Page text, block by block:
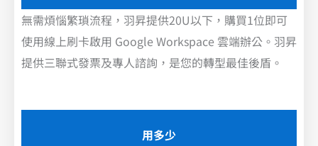
無需煩惱繁瑣流程，羽昇提供20U以下，購買1位即可
使用線上刷卡啟用 Google Workspace 雲端辦公。羽昇
提供三聯式發票及專人諮詢，是您的轉型最佳後盾。
用多少